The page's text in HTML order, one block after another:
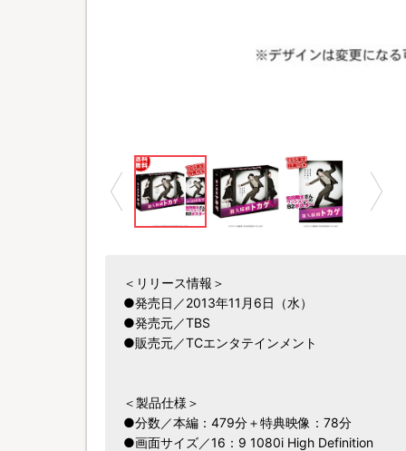
＜リリース情報＞
●発売日／2013年11月6日（水）
●発売元／TBS
●販売元／TCエンタテインメント
＜製品仕様＞
●分数／本編：479分＋特典映像：78分
●画面サイズ／16：9 1080i High Definition